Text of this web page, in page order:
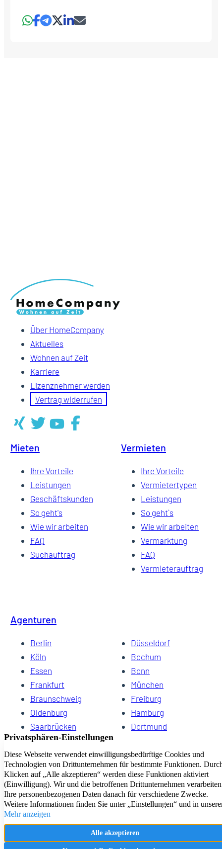
Über HomeCompany
Aktuelles
Wohnen auf Zeit
Karriere
Lizenznehmer werden
Vertrag widerrufen
Mieten
Ihre Vorteile
Leistungen
Geschäftskunden
So geht's
Wie wir arbeiten
FAQ
Suchauftrag
Vermieten
Ihre Vorteile
Vermietertypen
Leistungen
So geht`s
Wie wir arbeiten
Vermarktung
FAQ
Vermieterauftrag
Agenturen
Berlin
Düsseldorf
Köln
Bochum
Essen
Bonn
Frankfurt
München
Braunschweig
Freiburg
Oldenburg
Hamburg
Saarbrücken
Dortmund
Hannover
Dresden
Kiel
Wuppertal
Bremen
HomeCompany eG Ihre Agenturen für Wohnen auf Zeit